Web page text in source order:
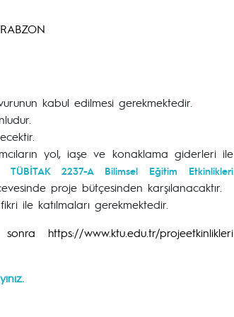
kabul edilmesi gerekmektedir.
yol, iaşe ve konaklama giderleri ile
TÜBİTAK 2237-A Bilimsel Eğitim Etkinlikleri
proje bütçesinden karşılanacaktır.
ile katılmaları gerekmektedir.
https://www.ktu.edu.tr/projeetkinlikleri